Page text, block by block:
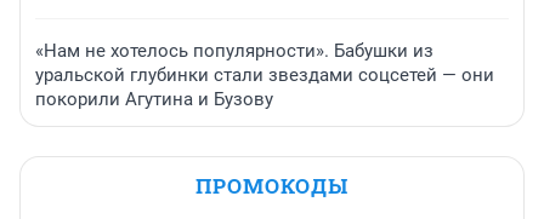
«Нам не хотелось популярности». Бабушки из
уральской глубинки стали звездами соцсетей — они
покорили Агутина и Бузову
ПРОМОКОДЫ